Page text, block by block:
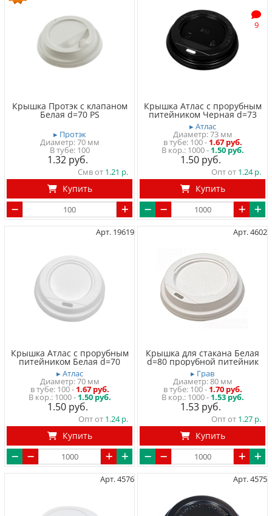
Крышка Протэк с клапаном
Белая d=70 PS
▸ Протэк
Диаметр: 70 мм
В тубе 100
1.32
Смв от 1.21
Купить
9
Крышка Атлас с прорубным
питейником Черная d=73
▸ Атлас
Диаметр: 73 мм
в тубе 100- 1.67 руб.
1000 - 1.50 руб.
1.50
Опт от 1.24
Купить
Арт. 19619
Крышка Атлас с прорубным
питейником Белая d=70
▸ Атлас
Диаметр: 70 мм
в тубе 100- 1.67 руб.
1000 - 1.50 руб.
1.50
Опт от 1.24
Купить
Арт. 4602
Крышка для стакана Белая
d=80 прорубной питейник
▸ Грав
Диаметр: 80 мм
в тубе 100- 1.70 руб.
1000 - 1.53 руб.
1.53
Опт от 1.27
Купить
Арт. 4576 Арт. 4575